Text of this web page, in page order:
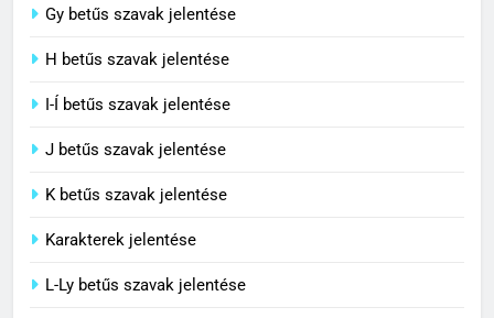
Contemporary jelentése
5
Célkitűzés jelentése
C BETŰS SZAVAK JELENTÉSE
Gy betűs szavak jelentése
H betűs szavak jelentése
I-Í betűs szavak jelentése
J betűs szavak jelentése
K betűs szavak jelentése
Karakterek jelentése
L-Ly betűs szavak jelentése